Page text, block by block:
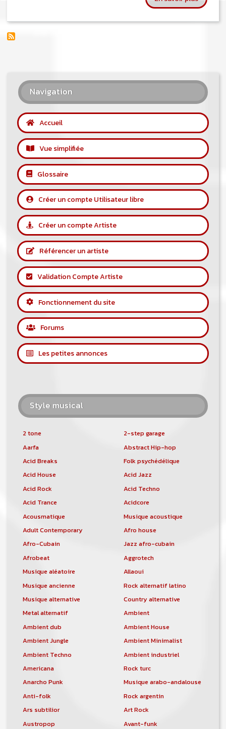
Navigation
Accueil
Vue simplifiée
Glossaire
Créer un compte Utilisateur libre
Créer un compte Artiste
Référencer un artiste
Validation Compte Artiste
Fonctionnement du site
Forums
Les petites annonces
Style musical
2 tone
2-step garage
Aarfa
Abstract Hip-hop
Acid Breaks
Folk psychédélique
Acid House
Acid Jazz
Acid Rock
Acid Techno
Acid Trance
Acidcore
Acousmatique
Musique acoustique
Adult Contemporary
Afro house
Afro-Cubain
Jazz afro-cubain
Afrobeat
Aggrotech
Musique aléatoire
Allaoui
Musique ancienne
Rock alternatif latino
Musique alternative
Country alternative
Metal alternatif
Ambient
Ambient dub
Ambient House
Ambient Jungle
Ambient Minimalist
Ambient Techno
Ambient industriel
Americana
Rock turc
Anarcho Punk
Musique arabo-andalouse
Anti-folk
Rock argentin
Ars subtilior
Art Rock
Austropop
Avant-funk